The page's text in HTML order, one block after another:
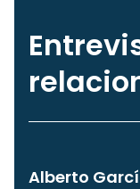
Alberto